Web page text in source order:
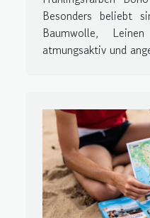
Besonders beliebt
Baumwolle,
atmungsaktiv und